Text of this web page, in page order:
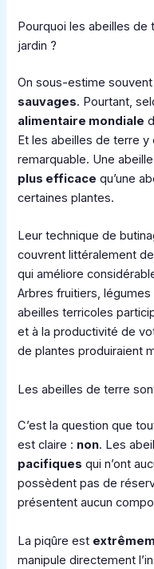
Pourquoi les abeilles
jardin ?
On sous-estime
sauvages. Pourtant,
alimentaire mondiale
Et les abeilles de terre
remarquable. Une
plus efficace qu’une
certaines plantes.
Leur technique de
couvrent littéralement
qui améliore
Arbres fruitiers,
abeilles terricoles
et à la productivité de
de plantes produiraient
Les abeilles de terre
C’est la question que
est claire : non. Les
pacifiques qui n’ont
possèdent pas de
présentent aucun
La piqûre est
manipule directement